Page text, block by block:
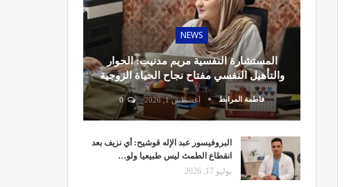
NEWS
المستشارة النفسية مريم مدنيب: الحوار
والتأهيل النفسي مفتاح نجاح الحياة الزوجية
فاطمة المرابط أغسطس 1, 2026 0
البروفيسور عبد الإله قوشيح: أي نزيف بعد
انقطاع الطمث ليس طبيعيا ولو…
يوليو 17, 2026